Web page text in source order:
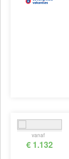
vanaf
€ 1.132